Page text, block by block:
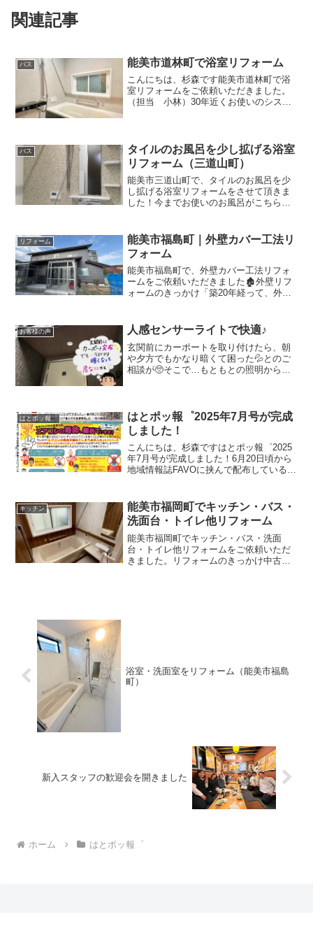
関連記事
バス 能美市道林町で浴室リフォーム
こんにちは、杉森です能美市道林町で浴
室リフォームをご依頼いただきました。
（担当 小林）30年近くお使いのシステ
な浴室でした。大変綺...
バス
タイルのお風呂を少し拡げる浴室
リフォーム（三道山町）
能美市三道山町で、タイルのお風呂を少
し拡げる浴室リフォームをさせて頂きま
した！今までお使いのお風呂がこちら。
で、こちらの洗面室を10ｃｍほどもらっ
て、1坪のシステムバ...
リフォーム
能美市福島町｜外壁カバー工法リ
フォーム
能美市福島町で、外壁カバー工法リフォ
ームをご依頼いただきました🏚️外壁リフ
ォームのきっかけ「築20年経って、外壁
ました。一度外壁の状況を確認するた
め、ご自宅にお伺...
お客様の声 人感センサーライトで快適♪
玄関前にカーポートを取り付けたら、朝
や夕方でもかなり暗くて困った💦とのご
相談が🥺そこで…もともとの照明から、
ぱなしにする必要もなくな...
はとポッ報゜
はとポッ報゜2025年7月号が完成
しました！
こんにちは、杉森ですはとポッ報゜2025
年7月号が完成しました！6月20日頃から
地域情報誌FAVOに挟んで配布しているの
いただけますまだ梅雨明けしていないの
が嘘のような...
キッチン
能美市福岡町でキッチン・バス・
洗面台・トイレ他リフォーム
能美市福岡町でキッチン・バス・洗面
台・トイレ他リフォームをご依頼いただ
きました。リフォームのきっかけ中古住
浴室・洗面室をリフォーム（能美市福島
町）
新入スタッフの歓迎会を開きました
ホーム はとポッ報゜